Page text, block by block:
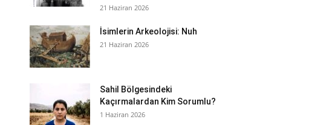
21 Haziran 2026
İsimlerin Arkeolojisi: Nuh
21 Haziran 2026
Sahil Bölgesindeki
Kaçırmalardan Kim Sorumlu?
1 Haziran 2026